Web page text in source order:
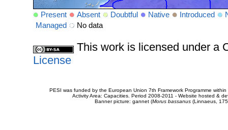
Present Absent Doubtful Native Introduced
Managed
No data
This work is licensed under a
License
PESI was funded by the European Union 7th Framework Programme
Activity Area: Capacities. Period 2008-2011 - Website hosted &
Banner picture: gannet (Morus bassanus(Linnaeus,